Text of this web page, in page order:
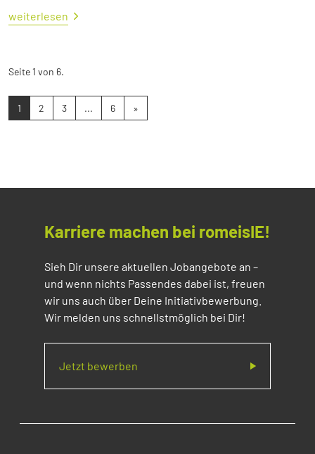
weiterlesen
Seite 1 von 6.
1 2 3 ... 6 »
Karriere machen bei romeisIE!
Sieh Dir unsere aktuellen Jobangebote an –
und wenn nichts Passendes dabei ist, freuen
wir uns auch über Deine Initiativbewerbung.
Wir melden uns schnellstmöglich bei Dir!
Jetzt bewerben